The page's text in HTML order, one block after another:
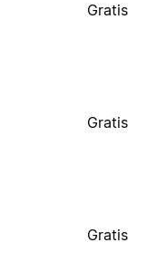
Gratis
Gratis
Gratis